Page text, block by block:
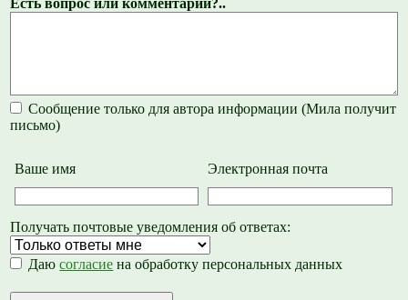
Сообщение только для автора информации (Мила получит
письмо)
Ваше имя Электронная почта
Получать почтовые уведомления об ответах:
Даюсогласие на обработку персональных данных